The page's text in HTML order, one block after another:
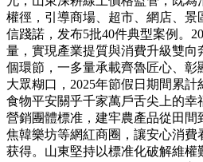
權徑，引導商場、超市、網店、
信踐諾，发布5批40件典型案例。
量，實現產業提質與消費升級雙
個環節，一多量承載齊魯匠心、彰
大眾糊口，2025年節假日期間累計
食物平安關乎千家萬戶舌尖上的幸
營銷團體標准，建牢農產品從田間
焦韓樂坊等網紅商圈，讓安心消費
获得。山東堅持以標准化破解維權